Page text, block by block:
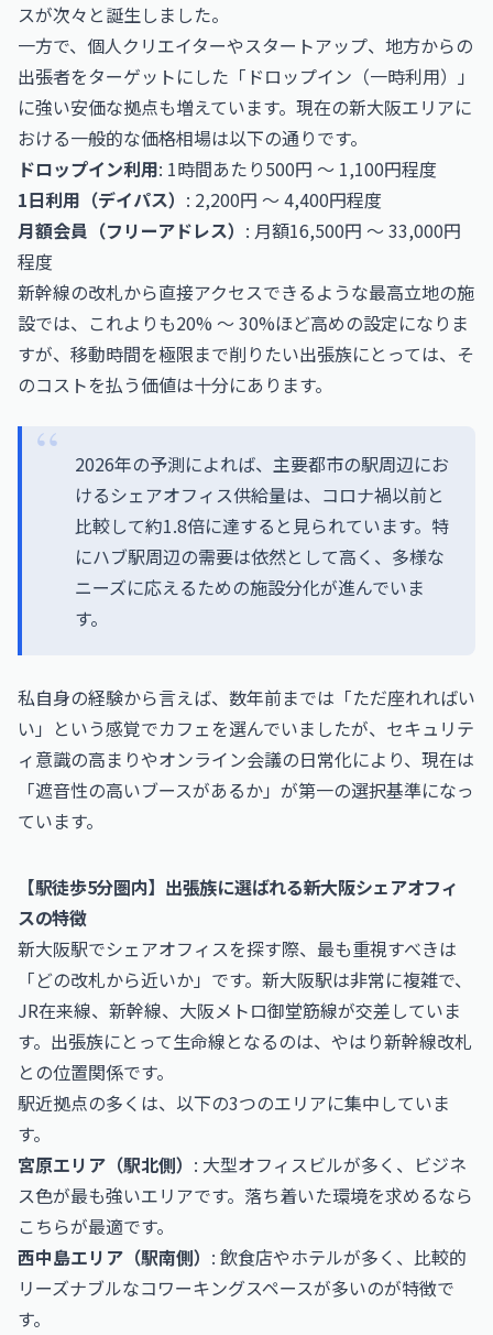
スが次々と誕生しました。
一方で、個人クリエイターやスタートアップ、地方からの
出張者をターゲットにした「ドロップイン（一時利用）」
に強い安価な拠点も増えています。現在の新大阪エリアに
おける一般的な価格相場は以下の通りです。
ドロップイン利用: 1時間あたり500円 〜 1,100円程度
1日利用（デイパス） : 2,200円 〜 4,400円程度
月額会員（フリーアドレス） : 月額16,500円 〜 33,000円
程度
新幹線の改札から直接アクセスできるような最高立地の施
設では、これよりも20% 〜 30%ほど高めの設定になりま
すが、移動時間を極限まで削りたい出張族にとっては、そ
のコストを払う価値は十分にあります。
2026年の予測によれば、主要都市の駅周辺にお
けるシェアオフィス供給量は、コロナ禍以前と
比較して約1.8倍に達すると見られています。特
にハブ駅周辺の需要は依然として高く、多様な
ニーズに応えるための施設分化が進んでいま
す。
私自身の経験から言えば、数年前までは「ただ座れればい
い」という感覚でカフェを選んでいましたが、セキュリテ
ィ意識の高まりやオンライン会議の日常化により、現在は
「遮音性の高いブースがあるか」が第一の選択基準になっ
ています。
【駅徒歩5分圏内】出張族に選ばれる新大阪シェアオフィ
スの特徴
新大阪駅でシェアオフィスを探す際、最も重視すべきは
「どの改札から近いか」です。新大阪駅は非常に複雑で、
JR在来線、新幹線、大阪メトロ御堂筋線が交差していま
す。出張族にとって生命線となるのは、やはり新幹線改札
との位置関係です。
駅近拠点の多くは、以下の3つのエリアに集中していま
す。
宮原エリア（駅北側） : 大型オフィスビルが多く、ビジネ
ス色が最も強いエリアです。落ち着いた環境を求めるなら
こちらが最適です。
西中島エリア（駅南側） : 飲食店やホテルが多く、比較的
リーズナブルなコワーキングスペースが多いのが特徴で
す。